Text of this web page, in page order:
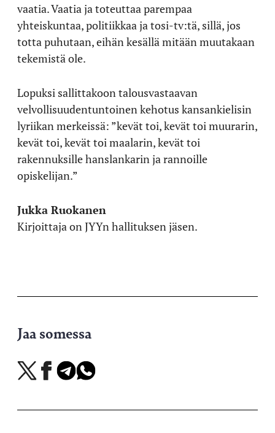
vaatia. Vaatia ja toteuttaa parempaa
yhteiskuntaa, politiikkaa ja tosi-tv:tä, sillä, jos
totta puhutaan, eihän kesällä mitään muutakaan
tekemistä ole.
Lopuksi sallittakoon talousvastaavan
velvollisuudentuntoinen kehotus kansankielisin
lyriikan merkeissä: ”kevät toi, kevät toi muurarin,
kevät toi, kevät toi maalarin, kevät toi
rakennuksille hanslankarin ja rannoille
opiskelijan.”
Jukka Ruokanen
Kirjoittaja on JYYn hallituksen jäsen.
Jaa somessa
Jaa
X-
Jaa
Facebookissa
Jaa
Telegramissa
Jaa
WhatsAppissa